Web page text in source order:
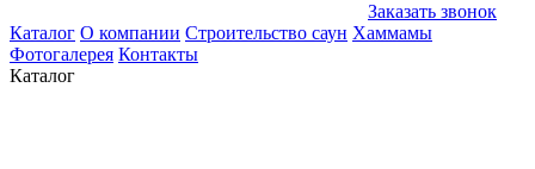
Заказать звонок
Каталог О компании Строительство саун Хаммамы
Фотогалерея Контакты
Каталог